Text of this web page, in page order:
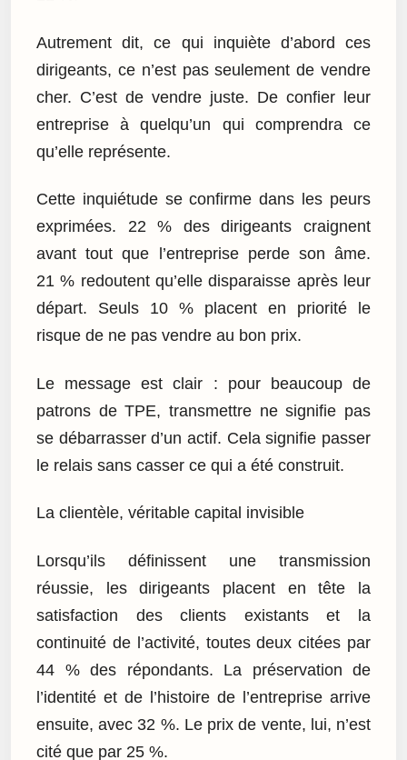
Autrement dit, ce qui inquiète d’abord ces
dirigeants, ce n’est pas seulement de vendre
cher. C’est de vendre juste. De confier leur
entreprise à quelqu’un qui comprendra ce
qu’elle représente.
Cette inquiétude se confirme dans les peurs
exprimées. 22 % des dirigeants craignent
avant tout que l’entreprise perde son âme.
21 % redoutent qu’elle disparaisse après leur
départ. Seuls 10 % placent en priorité le
risque de ne pas vendre au bon prix.
Le message est clair : pour beaucoup de
patrons de TPE, transmettre ne signifie pas
se débarrasser d’un actif. Cela signifie passer
le relais sans casser ce qui a été construit.
La clientèle, véritable capital invisible
Lorsqu’ils définissent une transmission
réussie, les dirigeants placent en tête la
satisfaction des clients existants et la
continuité de l’activité, toutes deux citées par
44 % des répondants. La préservation de
l’identité et de l’histoire de l’entreprise arrive
ensuite, avec 32 %. Le prix de vente, lui, n’est
cité que par 25 %.